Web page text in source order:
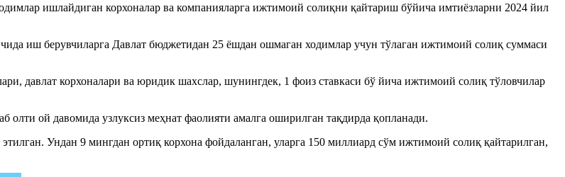
ишлайдиган корхоналар ва компанияларга ижтимоий солиқни қайтариш бўйича имтиёзларни 2024 йил
иш берувчиларга Давлат бюджетидан 25 ёшдан ошмаган ходимлар учун тўлаган ижтимоий солиқ суммаси
давлат корхоналари ва юридик шахслар, шунингдек, 1 фоиз ставкаси бў йича ижтимоий солиқ тўловчилар
ой давомида узлуксиз меҳнат фаолияти амалга оширилган тақдирда қопланади.
Ундан 9 мингдан ортиқ корхона фойдаланган, уларга 150 миллиард сўм ижтимоий солиқ қайтарилган,